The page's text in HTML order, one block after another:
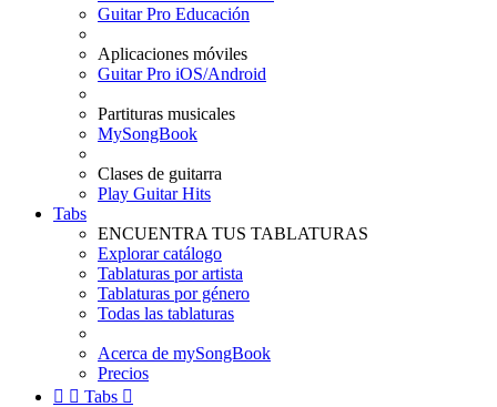
Guitar Pro Educación
Aplicaciones móviles
Guitar Pro iOS/Android
Partituras musicales
MySongBook
Clases de guitarra
Play Guitar Hits
Tabs
ENCUENTRA TUS TABLATURAS
Explorar catálogo
Tablaturas por artista
Tablaturas por género
Todas las tablaturas
Acerca de mySongBook
Precios
  Tabs 